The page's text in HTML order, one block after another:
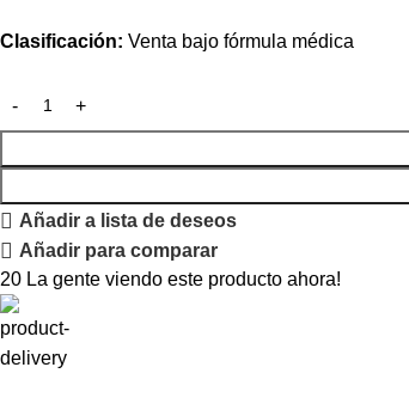
Clasificación: Venta bajo fórmula médica
Añadir a lista de deseos
Añadir para comparar
20 La gente viendo este producto ahora!